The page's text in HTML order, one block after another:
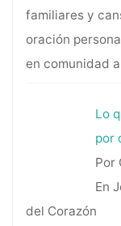
familiares y
oración
en comunidad
Lo
por
Por
En
del Corazón